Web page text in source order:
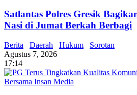
Satlantas Polres Gresik
Nasi di Jumat Berkah Berbagi
Berita Daerah Hukum
Sorotan
Agustus 7, 2026
17:14